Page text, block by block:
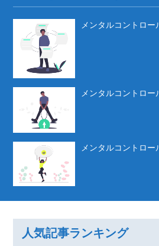
メンタルコントロ
メンタルコントロー
メンタルコントロー
人気記事ランキング